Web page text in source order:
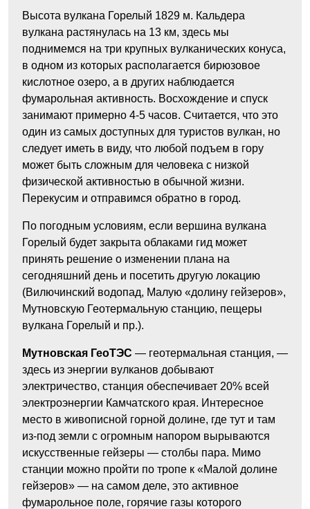
Высота вулкана Горелый 1829 м. Кальдера
вулкана растянулась на 13 км, здесь мы
поднимемся на три крупных вулканических конуса,
в одном из которых располагается бирюзовое
кислотное озеро, а в других наблюдается
фумарольная активность. Восхождение и спуск
занимают примерно 4-5 часов. Считается, что это
один из самых доступных для туристов вулкан, но
следует иметь в виду, что любой подъем в гору
может быть сложным для человека с низкой
физической активностью в обычной жизни.
Перекусим и отправимся обратно в город.
По погодным условиям, если вершина вулкана
Горелый будет закрыта облаками гид может
принять решение о изменении плана на
сегодняшний день и посетить другую локацию
(Вилючинский водопад, Малую «долину гейзеров»,
Мутновскую Геотермальную станцию, пещеры
вулкана Горелый и пр.).
Мутновская ГеоТЭС — геотермальная станция, —
здесь из энергии вулканов добывают
электричество, станция обеспечивает 20% всей
электроэнергии Камчатского края. Интересное
место в живописной горной долине, где тут и там
из-под земли с огромным напором вырываются
искусственные гейзеры — столбы пара. Мимо
станции можно пройти по тропе к «Малой долине
гейзеров» — на самом деле, это активное
фумарольное поле, горячие газы которого